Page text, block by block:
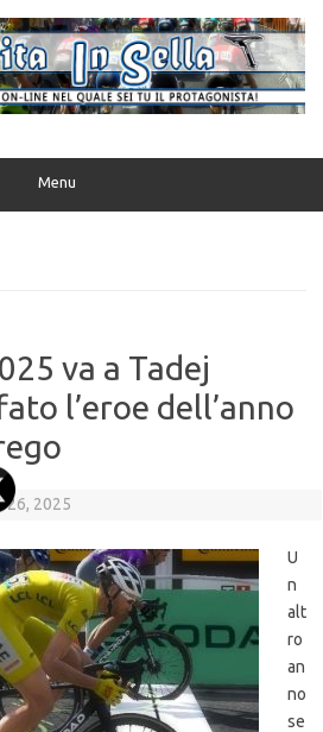
Menu
va a Tadej
l’eroe dell’anno
26, 2025
U
n
alt
ro
an
no
se